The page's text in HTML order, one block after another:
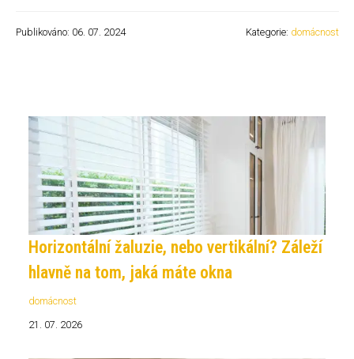
Publikováno: 06. 07. 2024 Kategorie: domácnost
Horizontální žaluzie, nebo vertikální? Záleží
hlavně na tom, jaká máte okna
domácnost
21. 07. 2026